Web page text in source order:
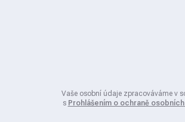
Vaše osobní údaje zpracováváme v
s Prohlášením o ochraně